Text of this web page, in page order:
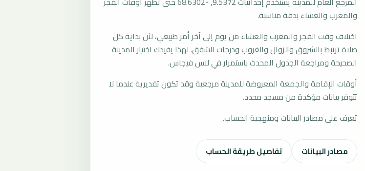
والمغرب والعشاء بدقة مناسبة.
اختلاف وقت الفجر والمغرب والعشاء من يوم إلى آخر أمر طبيعي، لأن بداية كل
صلاة ترتبط بالشروق والزوال والغروب ودرجات الشفق. لهذا يفيدك اختيار المدينة
الصحيحة ومراجعة الجدول المحدث باستمرار في لاس فيجاس.
أوقات الإقامة والجمعة المعروضة للمدينة مرجعية وقد تكون تقديرية عندما لا
تتوفر بيانات مؤكدة من مسجد محدد.
تعرف على مصادر البيانات ومنهجية الحساب.
مصادر البيانات تفاصيل طريقة الحساب